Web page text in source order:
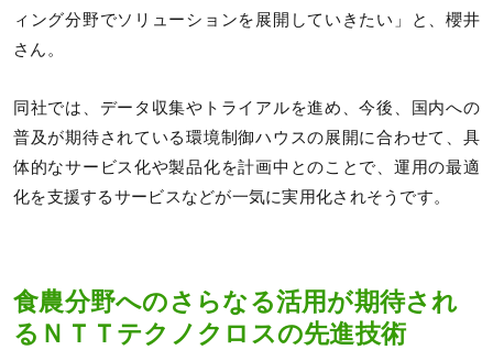
ィング分野でソリューションを展開していきたい」と、櫻井
さん。
同社では、データ収集やトライアルを進め、今後、国内への
普及が期待されている環境制御ハウスの展開に合わせて、具
体的なサービス化や製品化を計画中とのことで、運用の最適
化を支援するサービスなどが一気に実用化されそうです。
食農分野へのさらなる活用が期待され
るＮＴＴテクノクロスの先進技術